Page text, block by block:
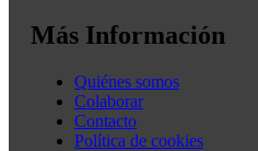
Más Información
Quiénes somos
Colaborar
Contacto
Política de cookies